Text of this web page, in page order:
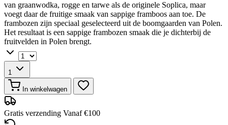
van graanwodka, rogge en tarwe als de originele Soplica, maar
voegt daar de fruitige smaak van sappige framboos aan toe. De
frambozen zijn speciaal geselecteerd uit de boomgaarden van Polen.
Het resultaat is een sappige frambozen smaak die je dichterbij de
fruitvelden in Polen brengt.
1
In winkelwagen
Gratis verzending Vanaf €100